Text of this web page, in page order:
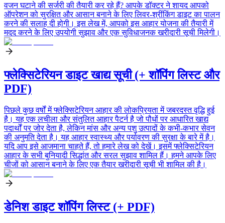
वजन घटाने की सर्जरी की तैयारी कर रहे हैं? आपके डॉक्टर ने शायद आपको
ऑपरेशन को सुरक्षित और आसान बनाने के लिए लिवर-श्रींकिंग डाइट का पालन
करने की सलाह दी होगी। इस लेख में, आपको इस आहार योजना की तैयारी में
मदद करने के लिए उपयोगी सुझाव और एक सुविधाजनक खरीदारी सूची मिलेगी।
फ्लेक्सिटेरियन डाइट खाद्य सूची (+ शॉपिंग लिस्ट और
PDF)
पिछले कुछ वर्षों में फ्लेक्सिटेरियन आहार की लोकप्रियता में जबरदस्त वृद्धि हुई
है। यह एक लचीला और संतुलित आहार पैटर्न है जो पौधों पर आधारित खाद्य
पदार्थों पर जोर देता है, लेकिन मांस और अन्य पशु उत्पादों के कभी-कभार सेवन
की अनुमति देता है। यह आहार स्वास्थ्य और पर्यावरण की सुरक्षा के बारे में है।
यदि आप इसे आजमाना चाहते हैं, तो हमारे लेख को देखें। इसमें फ्लेक्सिटेरियन
आहार के सभी बुनियादी सिद्धांत और सरल सुझाव शामिल हैं। हमने आपके लिए
चीजों को आसान बनाने के लिए एक तैयार खरीदारी सूची भी शामिल की है।
डेनिश डाइट शॉपिंग लिस्ट (+ PDF)